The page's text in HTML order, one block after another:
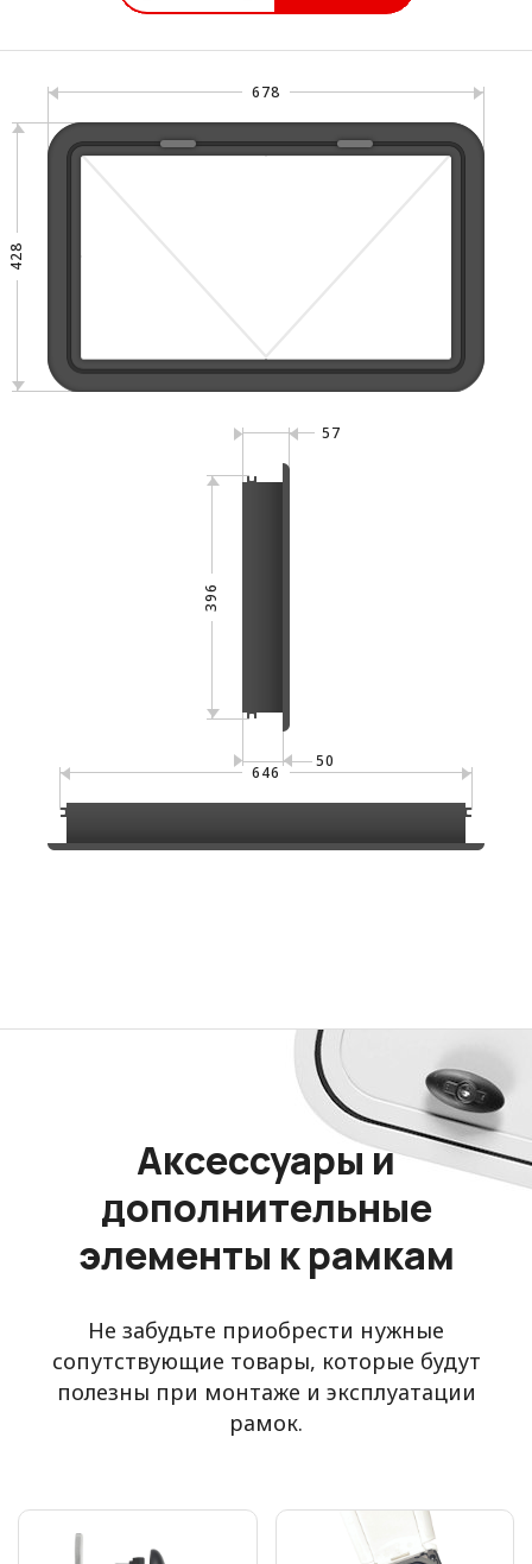
678
428
57
396
50
646
Аксессуары и
дополнительные
элементы к рамкам
Не забудьте приобрести нужные
сопутствующие товары, которые будут
полезны при монтаже и эксплуатации
рамок.